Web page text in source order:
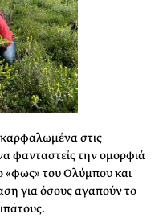
στις
φανταστείς την ομορφιά
«φως» του Ολύμπου και
για όσους αγαπούν το